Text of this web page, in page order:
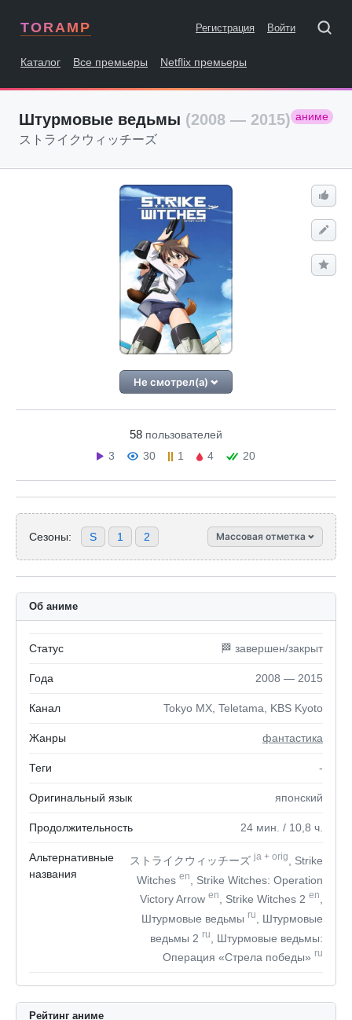
TORAMP Регистрация Войти
Каталог Все премьеры Netflix премьеры
Штурмовые ведьмы (2008 — 2015) аниме
ストライクウィッチーズ
Не смотрел(а)
58 пользователей
3
30 1 4 20
Сезоны: S 1 2 Массовая отметка
Об аниме
Статус 🏁 завершен/закрыт
Года 2008 — 2015
Канал Tokyo MX, Teletama, KBS Kyoto
Жанры фантастика
Теги -
Оригинальный язык японский
Продолжительность 24 мин. / 10,8 ч.
Альтернативные
названия
ストライクウィッチーズja + orig
, Strike
Witches en
, Strike Witches: Operation
Victory Arrow en , Strike Witches 2 en
Штурмовые ведьмы ru
, Штурмовые
ведьмы 2 ru
, Штурмовые ведьмы:
Операция «Стрела победы» ru
Рейтинг аниме